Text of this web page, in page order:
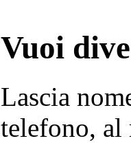
Vuoi
Lascia
telefono, al